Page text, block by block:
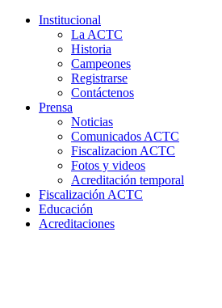
Institucional
La ACTC
Historia
Campeones
Registrarse
Contáctenos
Prensa
Noticias
Comunicados ACTC
Fiscalizacion ACTC
Fotos y videos
Acreditación temporal
Fiscalización ACTC
Educación
Acreditaciones